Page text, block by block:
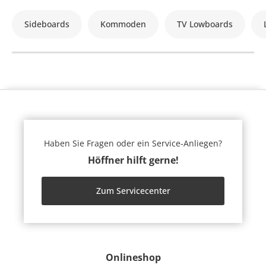
Sideboards Kommoden TV Lowboards
Onlineshop
Haben Sie Fragen oder ein Service-Anliegen?
Höffner hilft gerne!
Zum Servicecenter